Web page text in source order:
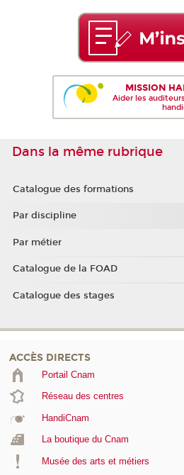
MISSION
Aider les
Dans la même rubrique
Catalogue des formations
Par discipline
Par métier
Catalogue de la FOAD
Catalogue des stages
ACCÈS DIRECTS
Portail Cnam
Réseau des centres
HandiCnam
La boutique du Cnam
Musée des arts et métiers